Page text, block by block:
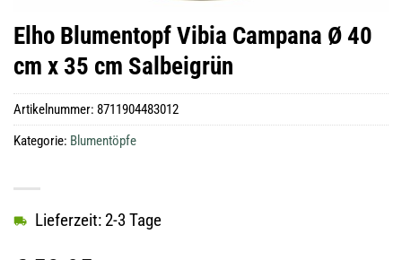
Elho Blumentopf Vibia Campana Ø 40
cm x 35 cm Salbeigrün
Lieferzeit: 2-3 Tage
Artikelnummer: 8711904483012
Kategorie: Blumentöpfe